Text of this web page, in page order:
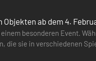
ab dem 4.
besonderen Event.
die sie in verschiedenen